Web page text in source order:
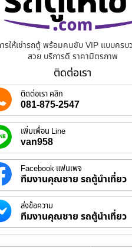
รให้เช่ารถตู้ พร้อมคนขับ VIP แบบครบ
สวย บริการดี ราคามิตรภาพ
ติดต่อเรา
ติดต่อเรา คลิก
081-875-2547
เพิ่มเพื่อน Line
van958
Facebook แฟนเพจ
ทีมงานคุณชาย รถตู้นำเที่ยว
ส่งข้อความ
ทีมงานคุณชาย รถตู้นำเที่ยว